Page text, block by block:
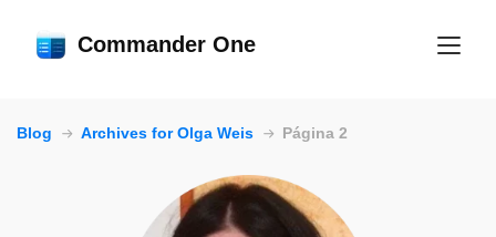
Commander One
Blog Archives for Olga Weis Página 2